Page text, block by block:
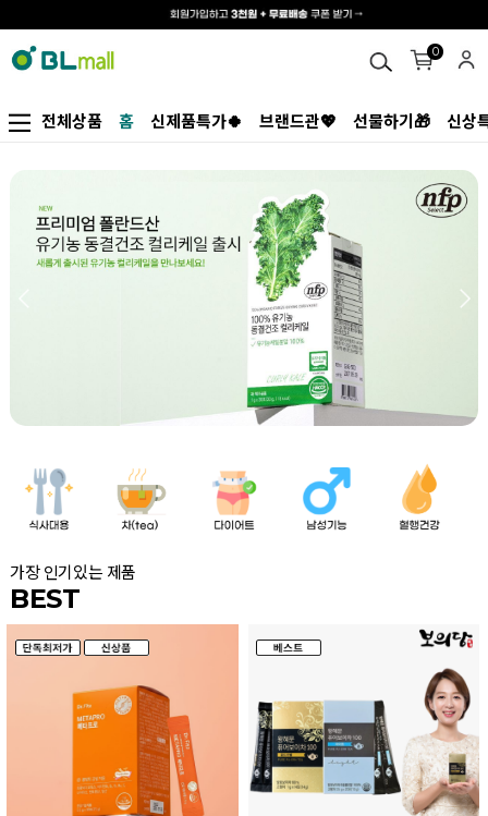
0
전체상품 홈 신제품특가🍀 브랜드관💖 선물하기🎁 신상
가장 인기있는 제품
BEST